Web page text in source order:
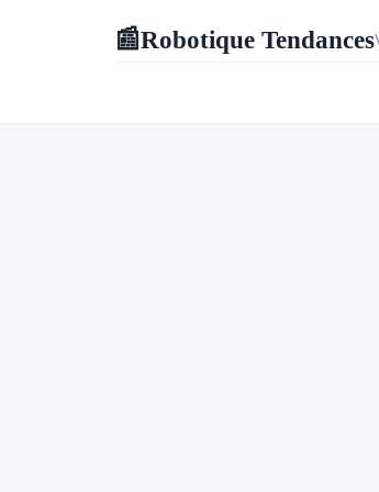
📰Robotique Tendances